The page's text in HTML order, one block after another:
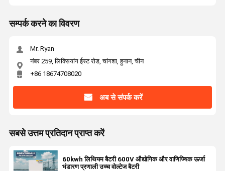
सम्पर्क करने का विवरण
Mr. Ryan
नंबर 259, लिक्सियांग ईस्ट रोड, चांगशा, हुनान, चीन
+86 18674708020
अब से संपर्क करें
सबसे उत्तम प्रतिदान प्राप्त करें
60kwh लिथियम बैटरी 600V औद्योगिक और वाणिज्यिक ऊर्जा
भंडारण प्रणाली उच्च वोल्टेज बैटरी